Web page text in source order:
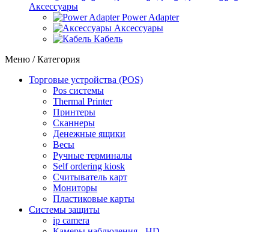
Аксессуары
Power Adapter
Аксессуары
Кабель
Меню / Категория
Торговые устройства (POS)
Pos системы
Thermal Printer
Принтеры
Сканнеры
Денежные ящики
Весы
Ручные терминалы
Self ordering kiosk
Считыватель карт
Мониторы
Пластиковые карты
Cистемы защиты
ip camera